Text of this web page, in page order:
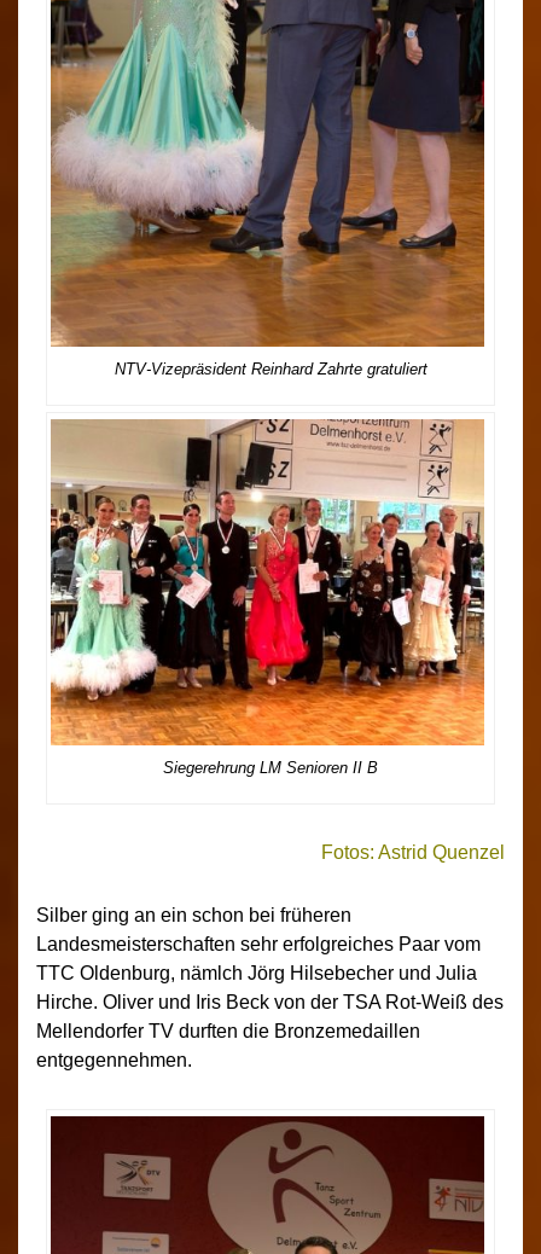
NTV-Vizepräsident Reinhard Zahrte gratuliert
Siegerehrung LM Senioren II B
Fotos: Astrid Quenzel
Silber ging an ein schon bei früheren
Landesmeisterschaften sehr erfolgreiches Paar vom
TTC Oldenburg, nämlch Jörg Hilsebecher und Julia
Hirche. Oliver und Iris Beck von der TSA Rot-Weiß des
Mellendorfer TV durften die Bronzemedaillen
entgegennehmen.